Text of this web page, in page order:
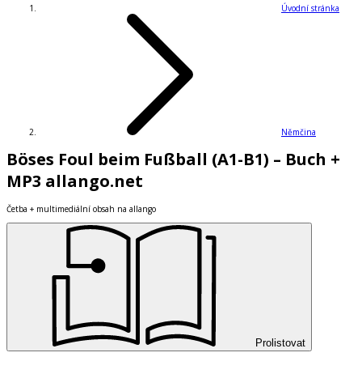
Úvodní stránka
Němčina
Böses Foul beim Fußball (A1-B1) – Buch +
MP3 allango.net
Četba + multimediální obsah na allango
Prolistovat